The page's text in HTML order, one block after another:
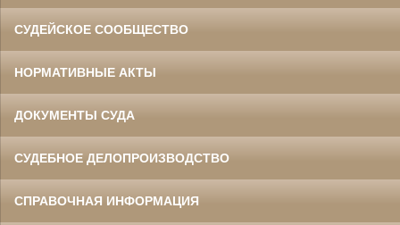
СУДЕЙСКОЕ СООБЩЕСТВО
НОРМАТИВНЫЕ АКТЫ
ДОКУМЕНТЫ СУДА
СУДЕБНОЕ ДЕЛОПРОИЗВОДСТВО
СПРАВОЧНАЯ ИНФОРМАЦИЯ